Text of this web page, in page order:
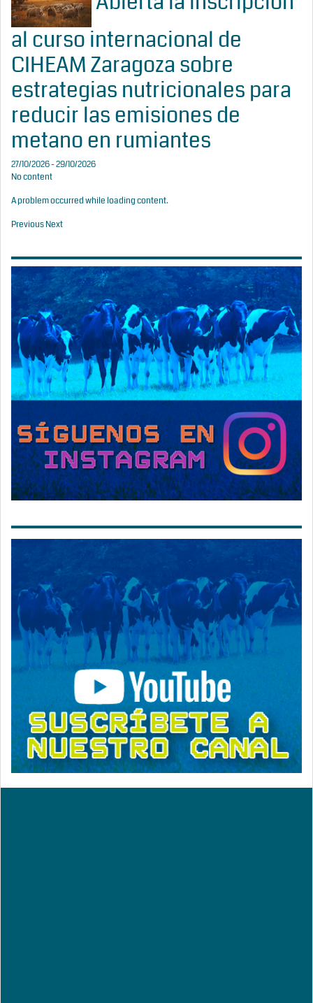
al curso internacional de
CIHEAM Zaragoza sobre
estrategias nutricionales para
reducir las emisiones de
metano en rumiantes
27/10/2026 - 29/10/2026
No content
A problem occurred while loading content.
PreviousNext